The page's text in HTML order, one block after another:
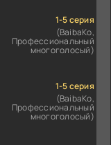
1-5 серия
(BaibaKo,
Профессиональный
многоголосый)
1-5 серия
(BaibaKo,
Профессиональный
многоголосый)